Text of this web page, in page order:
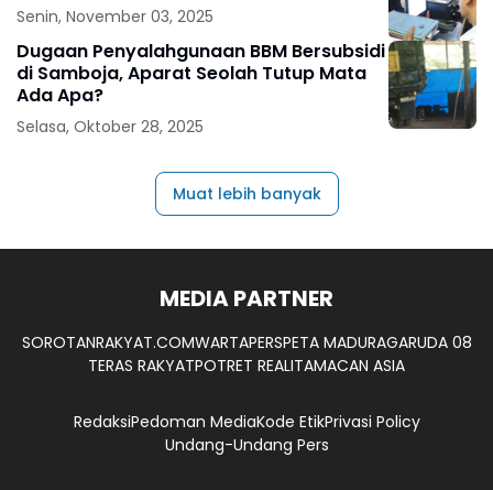
Senin, November 03, 2025
Dugaan Penyalahgunaan BBM Bersubsidi
di Samboja, Aparat Seolah Tutup Mata
Ada Apa?
Selasa, Oktober 28, 2025
Muat lebih banyak
MEDIA PARTNER
SOROTANRAKYAT.COMWARTAPERSPETA MADURAGARUDA 08
TERAS RAKYATPOTRET REALITAMACAN ASIA
RedaksiPedoman MediaKode EtikPrivasi Policy
Undang-Undang Pers